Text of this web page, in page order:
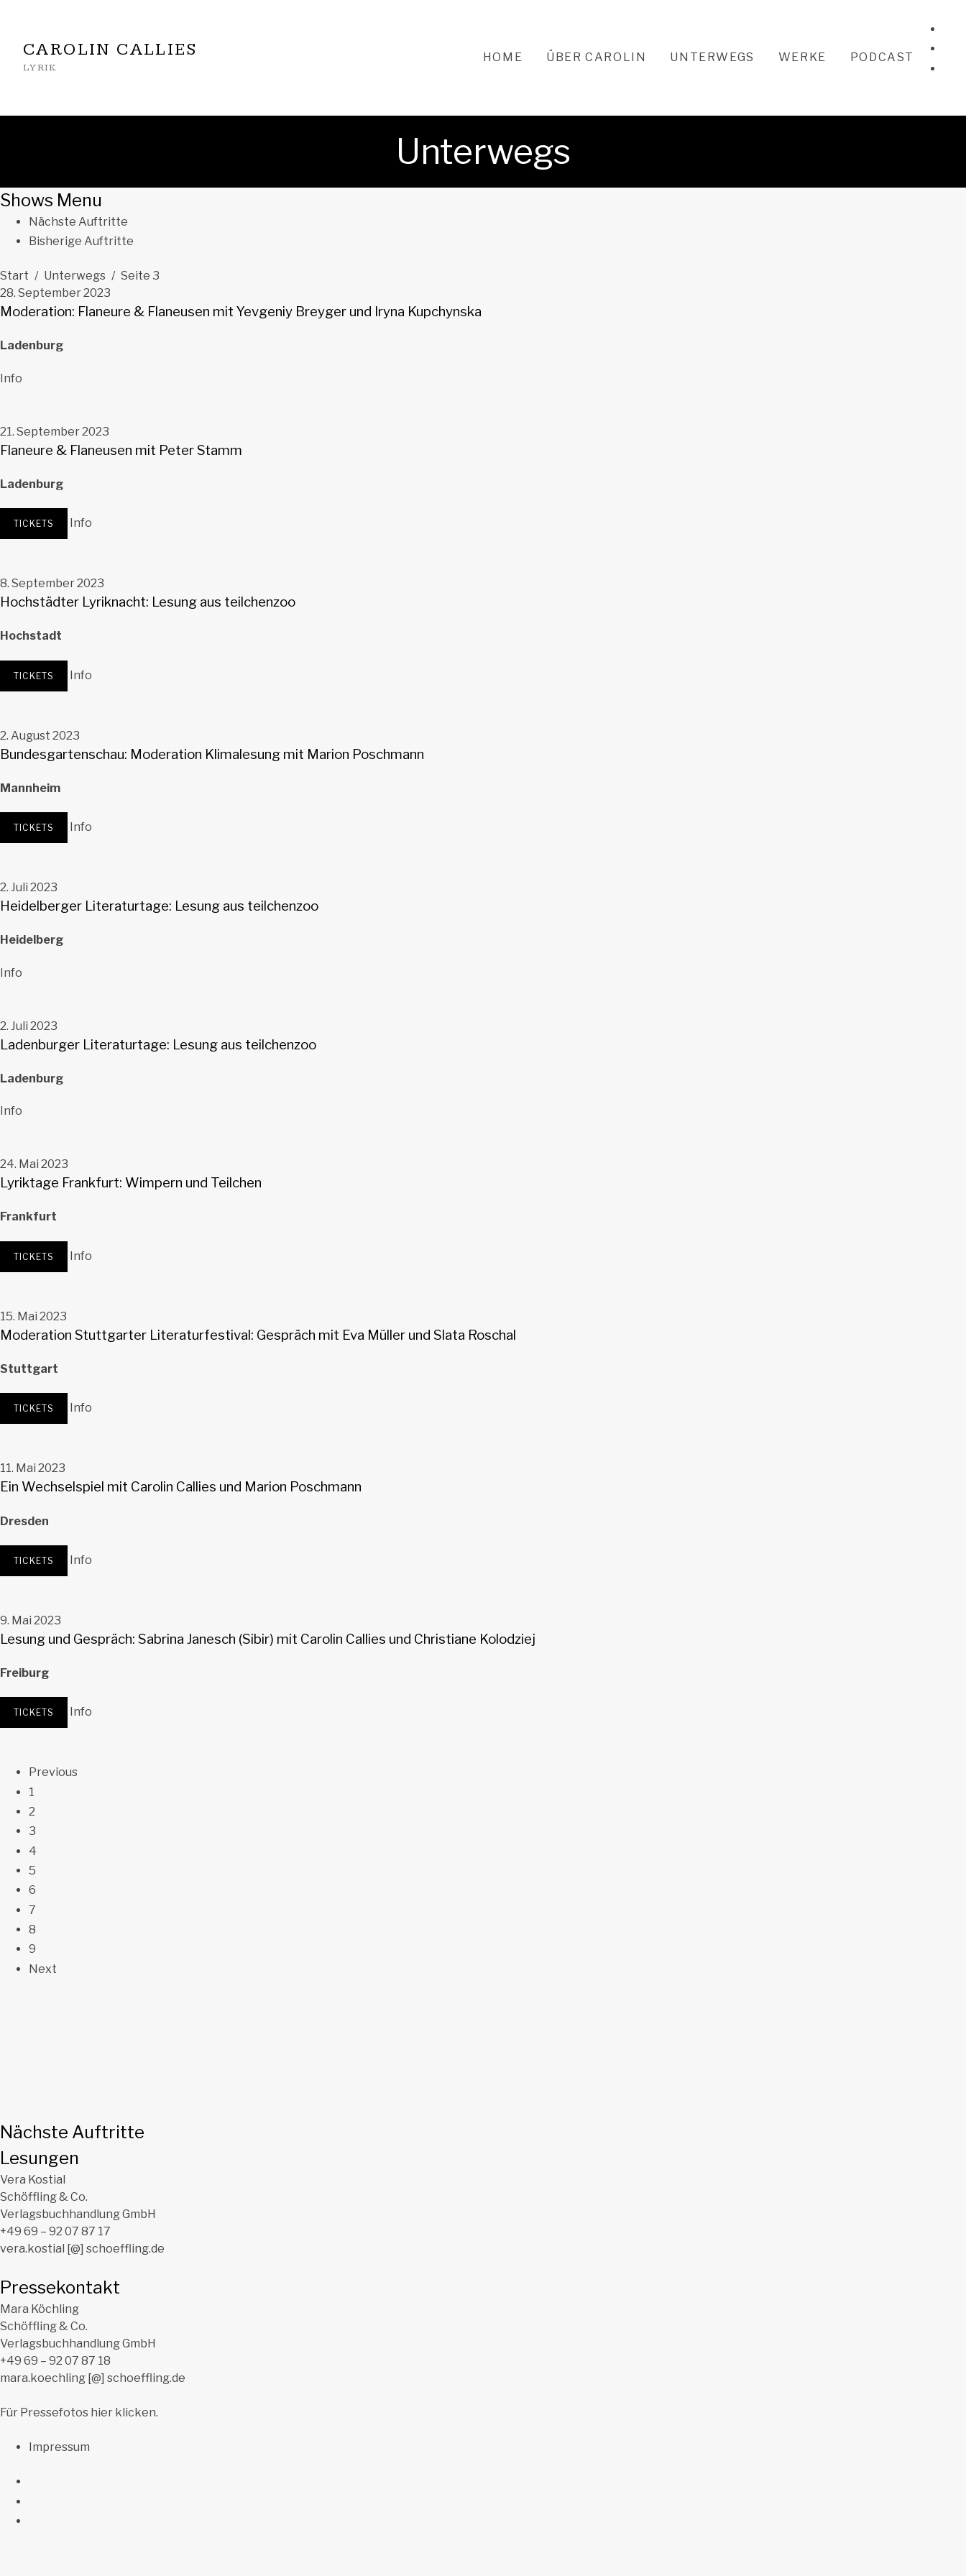
CAROLIN CALLIES
LYRIK
HOME ÜBER CAROLIN UNTERWEGS WERKE PODCAST
Unterwegs
Shows Menu
Nächste Auftritte
Bisherige Auftritte
Start Unterwegs
Seite 3
28. September 2023
Moderation: Flaneure & Flaneusen mit Yevgeniy Breyger und Iryna Kupchynska
Ladenburg
Stadtbibliothek Ladenburg
Info
21. September 2023
Flaneure & Flaneusen mit Peter Stamm
Ladenburg
Stadtbibliothek Ladenburg
TICKETS Info
8. September 2023
Hochstädter Lyriknacht: Lesung aus teilchenzoo
Hochstadt
Evangelische Kirche Hochstadt
TICKETS Info
2. August 2023
Bundesgartenschau: Moderation Klimalesung mit Marion Poschmann
Mannheim
Luisenpark Seebühne
TICKETS Info
2. Juli 2023
Heidelberger Literaturtage: Lesung aus teilchenzoo
Heidelberg
Universitätsplatz Heidelberg
Info
2. Juli 2023
Ladenburger Literaturtage: Lesung aus teilchenzoo
Ladenburg
Glashaus Ladenburg
Info
24. Mai 2023
Lyriktage Frankfurt: Wimpern und Teilchen
Frankfurt
Ausstellungshalle 1a
TICKETS Info
15. Mai 2023
Moderation Stuttgarter Literaturfestival: Gespräch mit Eva Müller und Slata Roschal
Stuttgart
Literaturhaus Stuttgart
TICKETS Info
11. Mai 2023
Ein Wechselspiel mit Carolin Callies und Marion Poschmann
Dresden
Erich Kästner Haus Dresden
TICKETS Info
9. Mai 2023
Lesung und Gespräch: Sabrina Janesch (Sibir) mit Carolin Callies und Christiane Kolodziej
Freiburg
Literaturhaus Freiburg
TICKETS Info
Posts navigation
Previous
1
2
3
4
5
6
7
8
9
Next
Nächste Auftritte
Lesungen
Vera Kostial
Schöffling & Co.
Verlagsbuchhandlung GmbH
+49 69 – 92 07 87 17
vera.kostial [@] schoeffling.de
Pressekontakt
Mara Köchling
Schöffling & Co.
Verlagsbuchhandlung GmbH
+49 69 – 92 07 87 18
mara.koechling [@] schoeffling.de
Für Pressefotos hier klicken.
Impressum